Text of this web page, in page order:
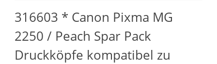
316603 * Canon Pixma MG
2250 / Peach Spar Pack
Druckköpfe kompatibel zu